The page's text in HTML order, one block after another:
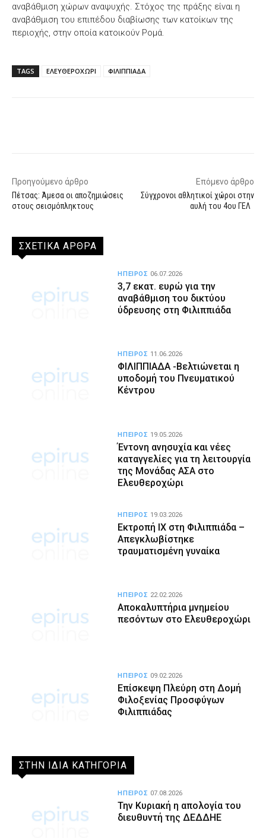
αναβάθμιση χώρων αναψυχής. Στόχος της πράξης είναι η
αναβάθμιση του επιπέδου διαβίωσης των κατοίκων της
περιοχής, στην οποία κατοικούν Ρομά.
TAGS ΕΛΕΥΘΕΡΟΧΩΡΙ ΦΙΛΙΠΠΙΑΔΑ
Προηγούμενο άρθρο
Πέτσας: Άμεσα οι αποζημιώσεις
στους σεισμόπληκτους
Επόμενο άρθρο
Σύγχρονοι αθλητικοί χώροι στην
αυλή του 4ου ΓΕΛ
ΣΧΕΤΙΚΑ ΑΡΘΡΑ
3,7 εκατ. ευρώ για την
αναβάθμιση του δικτύου
ύδρευσης στη Φιλιππιάδα
ΗΠΕΙΡΟΣ 06.07.2026
ΦΙΛΙΠΠΙΑΔΑ -Βελτιώνεται η
υποδομή του Πνευματικού
Κέντρου
ΗΠΕΙΡΟΣ 11.06.2026
Έντονη ανησυχία και νέες
καταγγελίες για τη λειτουργία
της Μονάδας ΑΣΑ στο
Ελευθεροχώρι
ΗΠΕΙΡΟΣ 19.05.2026
Εκτροπή ΙΧ στη Φιλιππιάδα –
Απεγκλωβίστηκε
τραυματισμένη γυναίκα
ΗΠΕΙΡΟΣ 19.03.2026
Αποκαλυπτήρια μνημείου
πεσόντων στο Ελευθεροχώρι
ΗΠΕΙΡΟΣ 22.02.2026
Επίσκεψη Πλεύρη στη Δομή
Φιλοξενίας Προσφύγων
Φιλιππιάδας
ΗΠΕΙΡΟΣ 09.02.2026
ΣΤΗΝ ΙΔΙΑ ΚΑΤΗΓΟΡΙΑ
Την Κυριακή η απολογία του
διευθυντή της ΔΕΔΔΗΕ
ΗΠΕΙΡΟΣ 07.08.2026